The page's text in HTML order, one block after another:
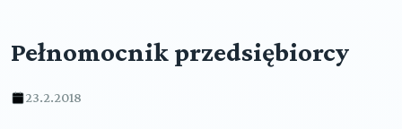
Pełnomocnik przedsiębiorcy
23.2.2018